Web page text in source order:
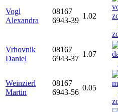
Vogl
Alexandra
08167
6943-39
1.02
Vrhovnik
Daniel
08167
6943-37
1.07
Weinzierl
Martin
08167
6943-56
0.05